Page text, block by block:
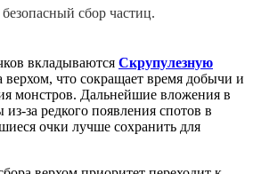
сбор частиц.
вкладываются Скрупулезную
верхом, что сокращает время добычи и
монстров. Дальнейшие вложения в
за редкого появления спотов в
очки лучше сохранить для